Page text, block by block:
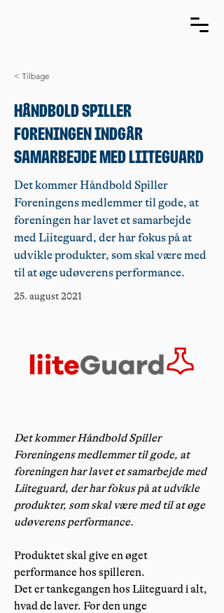
< Tilbage
Håndbold Spiller
Foreningen indgår
samarbejde med Liiteguard
Det kommer Håndbold Spiller
Foreningens medlemmer til gode, at
foreningen har lavet et samarbejde
med Liiteguard, der har fokus på at
udvikle produkter, som skal være med
til at øge udøverens performance.
25. august 2021
Det kommer Håndbold Spiller
Foreningens medlemmer til gode, at
foreningen har lavet et samarbejde med
Liiteguard, der har fokus på at udvikle
produkter, som skal være med til at øge
udøverens performance.
Produktet skal give en øget
performance hos spilleren.
Det er tankegangen hos Liiteguard i alt,
hvad de laver. For den unge